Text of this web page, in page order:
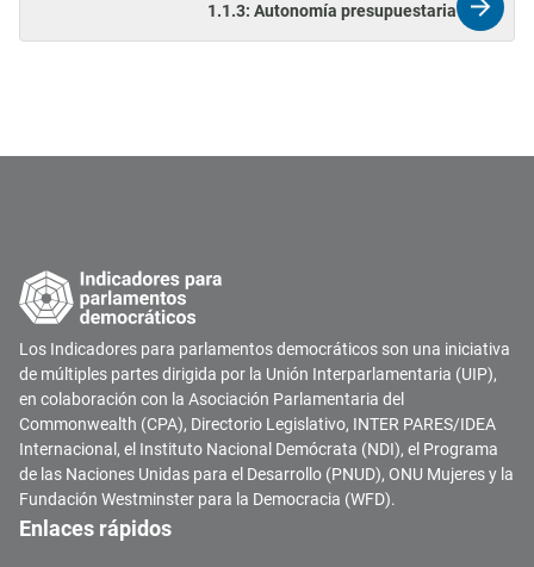
1.1.3: Autonomía presupuestaria
Los Indicadores para parlamentos democráticos son una iniciativa
de múltiples partes dirigida por la Unión Interparlamentaria (UIP),
en colaboración con la Asociación Parlamentaria del
Commonwealth (CPA), Directorio Legislativo, INTER PARES/IDEA
Internacional, el Instituto Nacional Demócrata (NDI), el Programa
de las Naciones Unidas para el Desarrollo (PNUD), ONU Mujeres y la
Fundación Westminster para la Democracia (WFD).
Enlaces rápidos